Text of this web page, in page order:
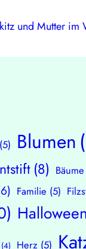
und Mutter im
(5) Blumen
(8) Bäume
Familie (5)
Halloween
(4) Herz (5)